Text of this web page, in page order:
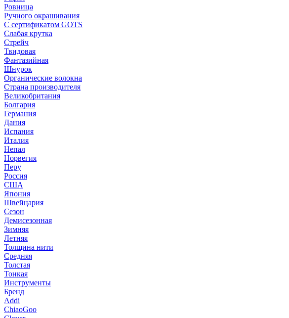
Ровница
Ручного окрашивания
С сертификатом GOTS
Слабая крутка
Стрейч
Твидовая
Фантазийная
Шнурок
Органические волокна
Страна производителя
Великобритания
Болгария
Германия
Дания
Испания
Италия
Непал
Норвегия
Перу
Россия
США
Япония
Швейцария
Сезон
Демисезонная
Зимняя
Летняя
Толщина нити
Средняя
Толстая
Тонкая
Инструменты
Бренд
Addi
ChiaoGoo